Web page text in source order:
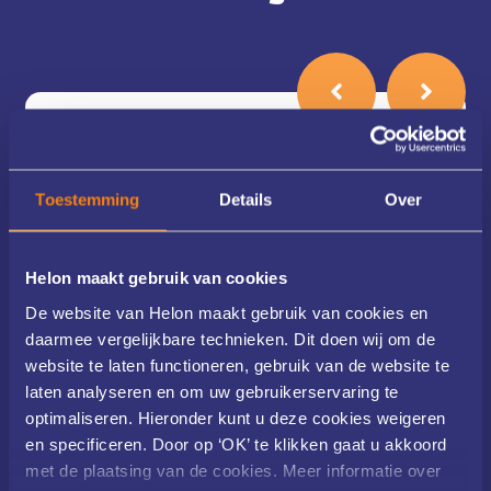
Toestemming Details Over
Helon maakt gebruik van cookies
De website van Helon maakt gebruik van cookies en
daarmee vergelijkbare technieken. Dit doen wij om de
website te laten functioneren, gebruik van de website te
laten analyseren en om uw gebruikerservaring te
optimaliseren. Hieronder kunt u deze cookies weigeren
en specificeren. Door op ‘OK’ te klikken gaat u akkoord
met de plaatsing van de cookies. Meer informatie over
Acne
Acne comedonica
Acne excoriée (des jeunes filles)
Acne inversa
Bekijk alle huidaandoeningen